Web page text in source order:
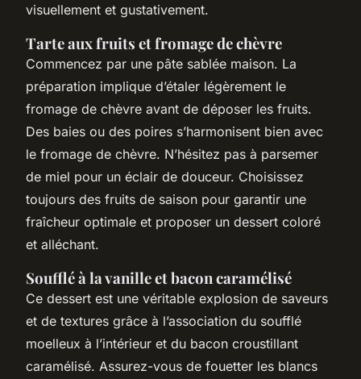
visuellement et gustativement.
Tarte aux fruits et fromage de chèvre
Commencez par une pâte sablée maison. La
préparation implique d’étaler légèrement le
fromage de chèvre avant de déposer les fruits.
Des baies ou des poires s’harmonisent bien avec
le fromage de chèvre. N’hésitez pas à parsemer
de miel pour un éclair de douceur. Choisissez
toujours des fruits de saison pour garantir une
fraîcheur optimale et proposer un dessert coloré
et alléchant.
Soufflé à la vanille et bacon caramélisé
Ce dessert est une véritable explosion de saveurs
et de textures grâce à l’association du soufflé
moelleux à l’intérieur et du bacon croustillant
caramélisé. Assurez-vous de fouetter les blancs